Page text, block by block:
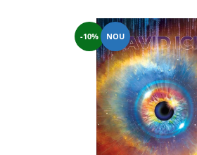
Spiritualitate şi ştiinţă
-10% NOU